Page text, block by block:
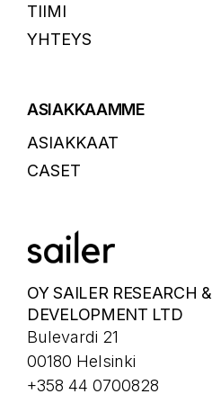
TIIMI
YHTEYS
ASIAKKAAMME
ASIAKKAAT
CASET
OY SAILER RESEARCH &
DEVELOPMENT LTD
Bulevardi 21
00180 Helsinki
+358 44 0700828